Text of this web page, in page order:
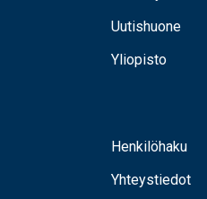
Uutishuone
Yliopisto
Henkilöhaku
Yhteystiedot